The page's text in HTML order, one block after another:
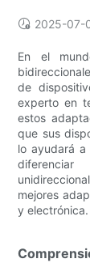
2025-07-
En el
de
experto en
estos
que sus
lo ayudará a
mejores
y electrónica.